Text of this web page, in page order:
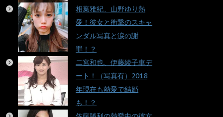
相葉雅紀、山野ゆり熱
愛！彼女と衝撃のスキャ
ンダル写真と涙の謝
罪！？
二宮和也、伊藤綾子車デ
ート！（写真有）2018
年現在も熱愛で結婚
も！？